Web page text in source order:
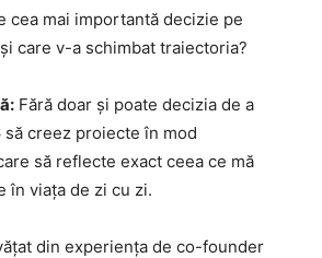
cea mai importantă decizie pe
care v-a schimbat traiectoria?
Fără doar și poate decizia de a
să creez proiecte în mod
să reflecte exact ceea ce mă
în viața de zi cu zi.
din experiența de co-founder